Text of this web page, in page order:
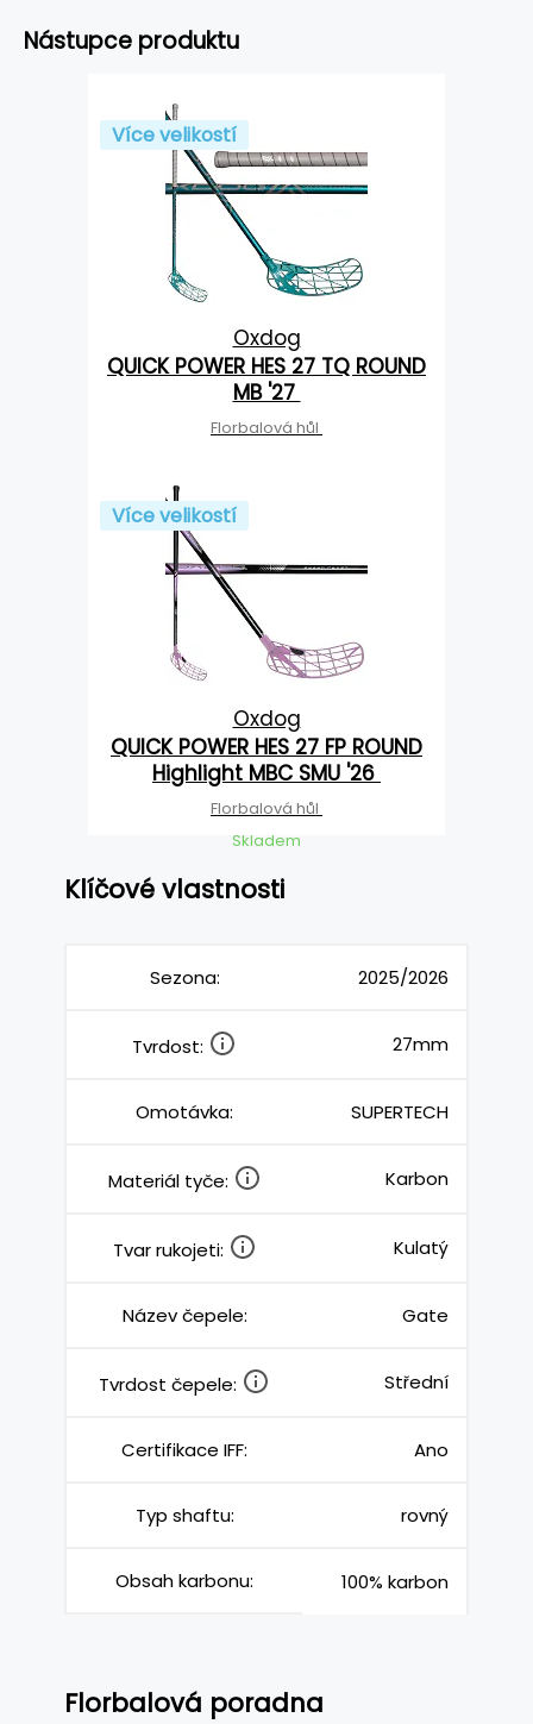
Nástupce produktu
Více velikostí
Oxdog
QUICK POWER HES 27 TQ ROUND
MB '27
Florbalová hůl
Více velikostí
Oxdog
QUICK POWER HES 27 FP ROUND
Highlight MBC SMU '26
Florbalová hůl
Skladem
Klíčové vlastnosti
Sezona: 2025/2026
Tvrdost: 27mm
Omotávka: SUPERTECH
Materiál tyče: Karbon
Tvar rukojeti: Kulatý
Název čepele: Gate
Tvrdost čepele: Střední
Certifikace IFF: Ano
Typ shaftu: rovný
Obsah karbonu: 100% karbon
Florbalová poradna